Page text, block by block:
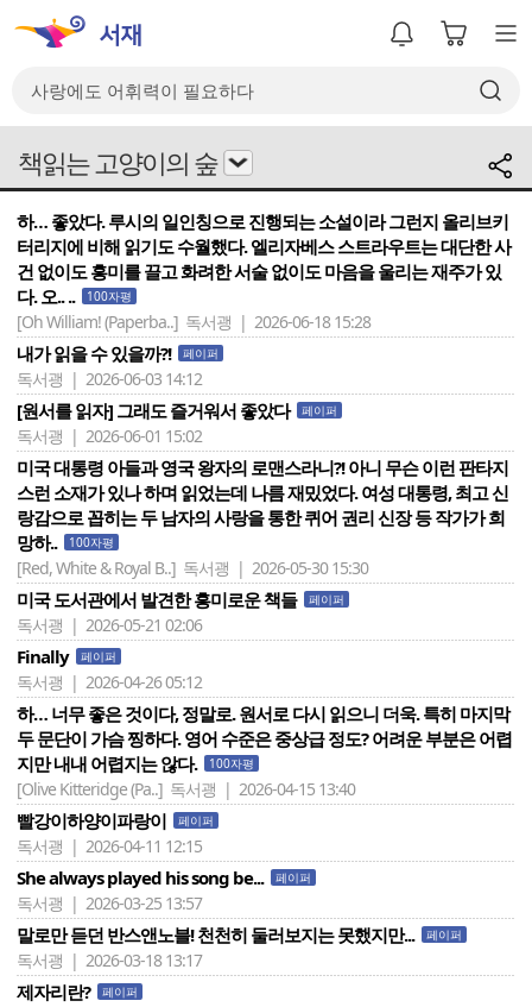
책읽는 고양이의 숲
하… 좋았다. 루시의 일인칭으로 진행되는 소설이라 그런지 올리브키
터리지에 비해 읽기도 수월했다. 엘리자베스 스트라우트는 대단한 사
건 없이도 흥미를 끌고 화려한 서술 없이도 마음을 울리는 재주가 있
다. 오.. ..
100자평
[Oh William! (Paperba..] 독서괭 | 2026-06-18 15:28
내가 읽을 수 있을까?! 페이퍼
독서괭 | 2026-06-03 14:12
[원서를 읽자] 그래도 즐거워서 좋았다 페이퍼
독서괭 | 2026-06-01 15:02
미국 대통령 아들과 영국 왕자의 로맨스라니?! 아니 무슨 이런 판타지
스런 소재가 있나 하며 읽었는데 나름 재밌었다. 여성 대통령, 최고 신
랑감으로 꼽히는 두 남자의 사랑을 통한 퀴어 권리 신장 등 작가가 희
망하..
100자평
[Red, White & Royal B..] 독서괭 | 2026-05-30 15:30
미국 도서관에서 발견한 흥미로운 책들 페이퍼
독서괭 | 2026-05-21 02:06
Finally 페이퍼
독서괭 | 2026-04-26 05:12
하… 너무 좋은 것이다, 정말로. 원서로 다시 읽으니 더욱. 특히 마지막
두 문단이 가슴 찡하다. 영어 수준은 중상급 정도? 어려운 부분은 어렵
지만 내내 어렵지는 않다.
100자평
[Olive Kitteridge (Pa..] 독서괭 | 2026-04-15 13:40
빨강이하양이파랑이 페이퍼
독서괭 | 2026-04-11 12:15
She always played his song be... 페이퍼
독서괭 | 2026-03-25 13:57
말로만 듣던 반스앤노블! 천천히 둘러보지는 못했지만... 페이퍼
독서괭 | 2026-03-18 13:17
제자리란? 페이퍼